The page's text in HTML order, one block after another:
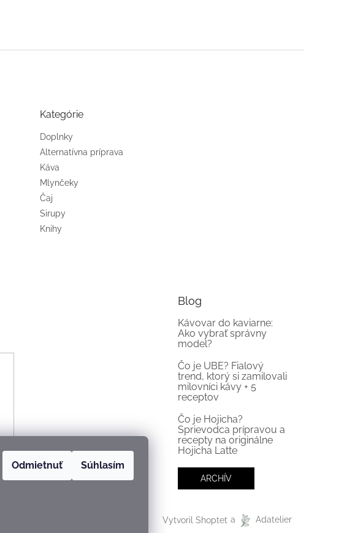
Odmietnuť Súhlasím
Kategórie
Doplnky
Alternatívna príprava
Káva
Mlynčeky
Čaj
Sirupy
Knihy
Blog
Kávovar do kaviarne:
Ako vybrať správny
model?
Čo je UBE? Fialový
trend, ktorý si zamilovali
milovníci kávy + 5
receptov
Čo je Hojicha?
Sprievodca prípravou a
recepty na originálne
Hojicha Latte
ARCHÍV
Vytvoril Shoptet a Adatelier